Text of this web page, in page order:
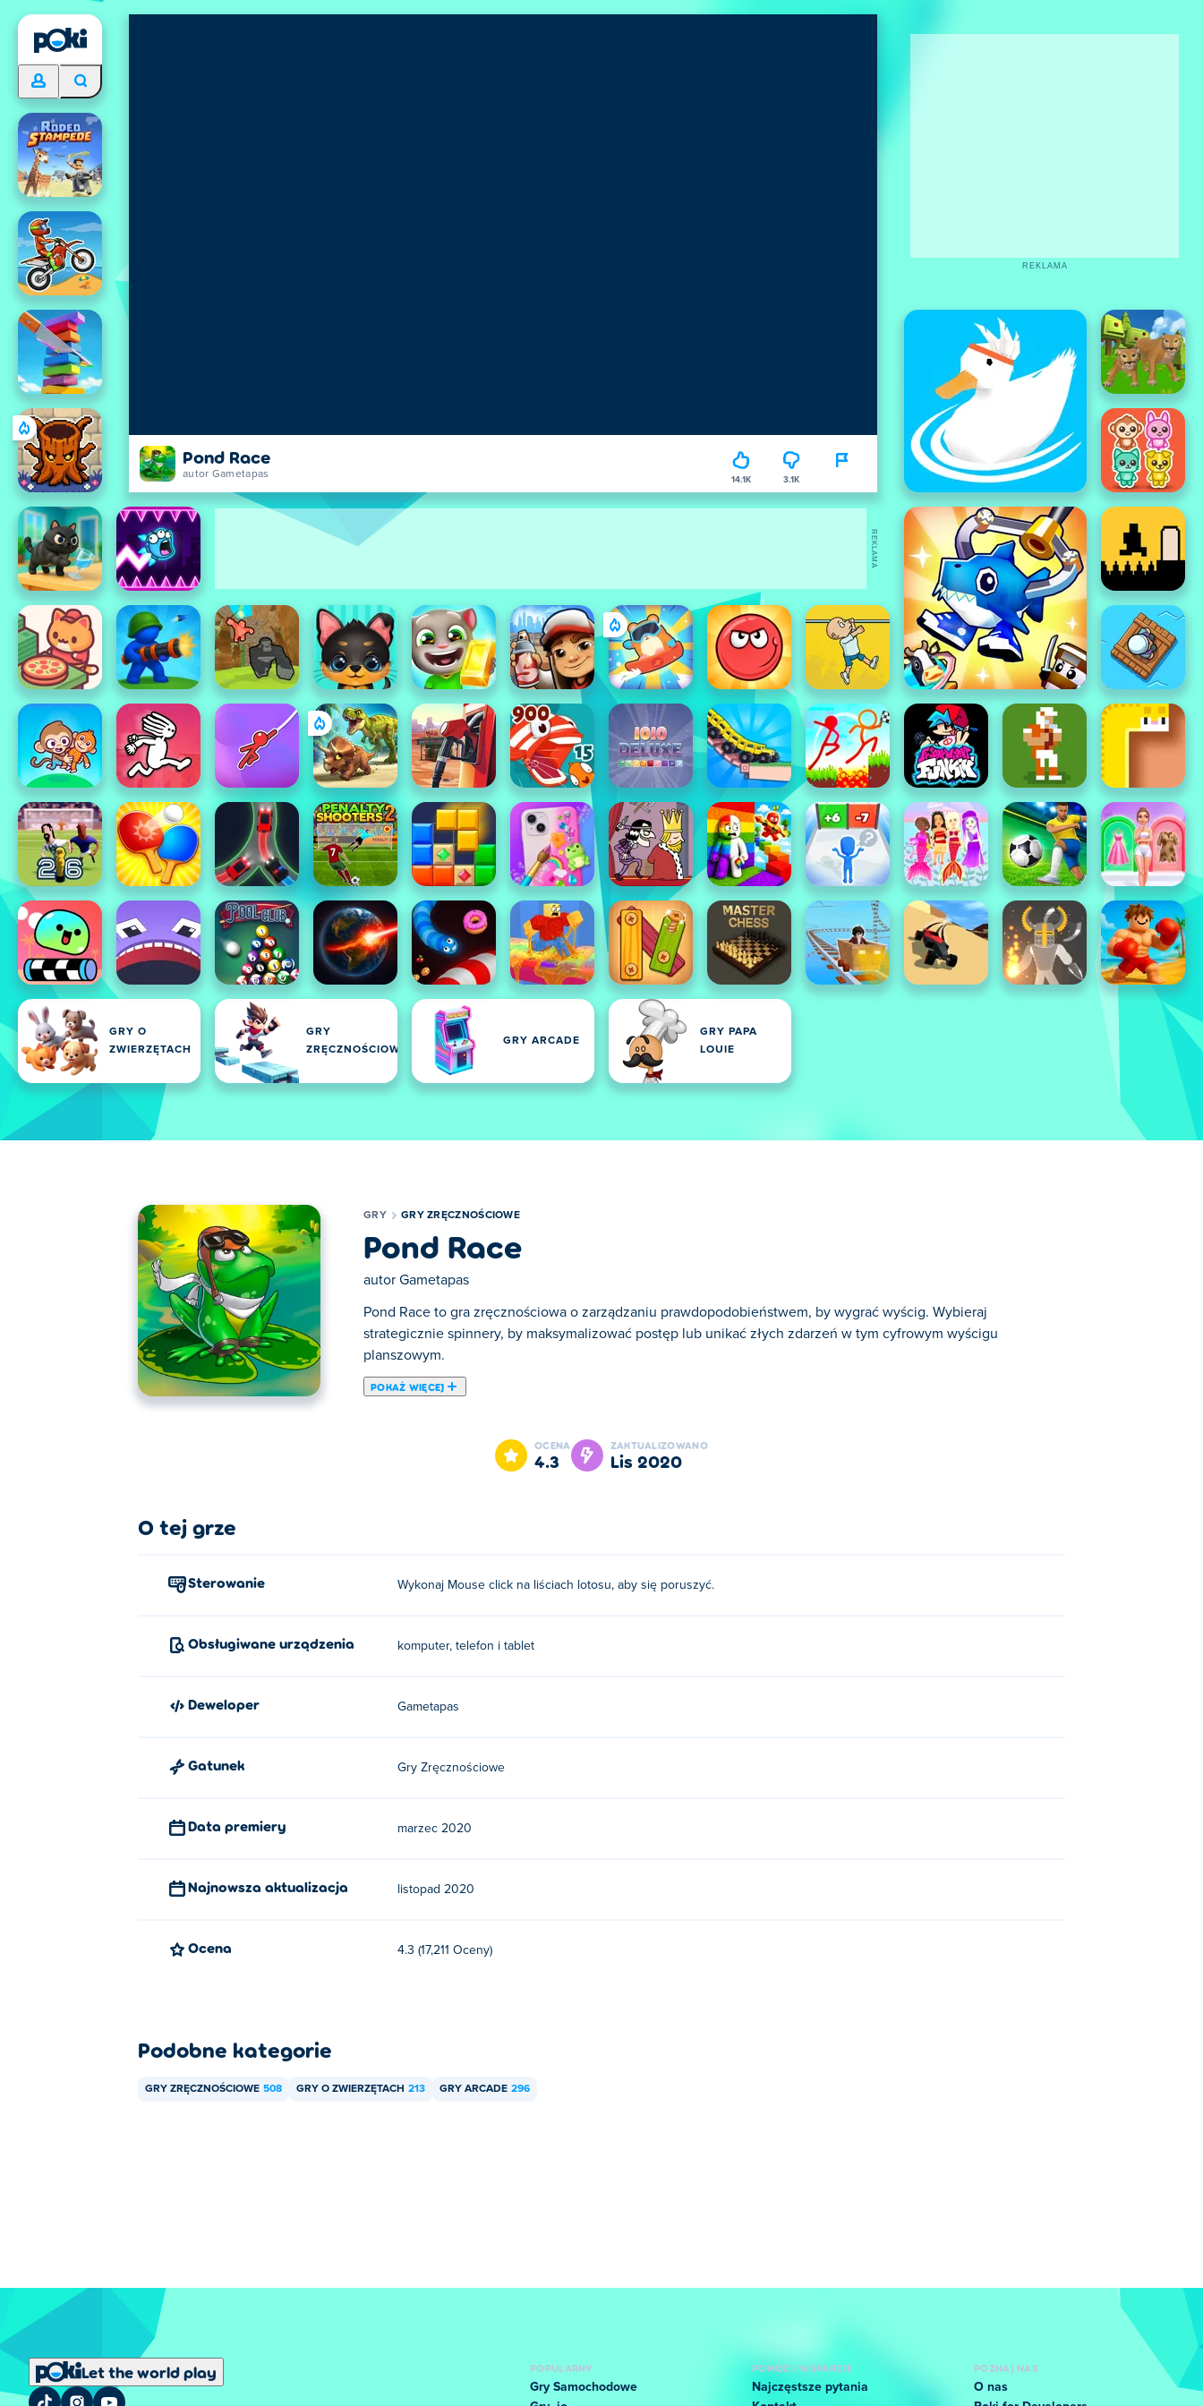
Pond Race
autor Gametapas 14.1K 3.1K
GRY O
ZWIERZĘTACH
GRY
ZRĘCZNOŚCIOWE
GRY ARCADE
GRY PAPA
LOUIE
REKLAMA
REKLAMA
GRY GRY ZRĘCZNOŚCIOWE
Pond Race
autor Gametapas
Pond Race to gra zręcznościowa o zarządzaniu prawdopodobieństwem, by wygrać wyścig. Wybieraj
strategicznie spinnery, by maksymalizować postęp lub unikać złych zdarzeń w tym cyfrowym wyścigu
planszowym.
POKAŻ WIĘCEJ
Tutaj możesz grać w Pond Race. Pond Race jest jedną z naszych ulubionych gier w kategorii: Gry Zręcznościowe.
OCENA
4.3
ZAKTUALIZOWANO
lis 2020
O tej grze
Sterowanie Wykonaj Mouse click na liściach lotosu, aby się poruszyć.
Obsługiwane urządzenia komputer, telefon i tablet
Deweloper Gametapas
Gatunek Gry Zręcznościowe
Data premiery marzec 2020
Najnowsza aktualizacja listopad 2020
Ocena 4.3 (17,211 Oceny)
Podobne kategorie
GRY ZRĘCZNOŚCIOWE 508 GRY O ZWIERZĘTACH 213 GRY ARCADE 296
Let the world play
POPULARNY
Gry Samochodowe
POMOC I WSPARCIE
Najczęstsze pytania
POZNAJ NAS
O nas